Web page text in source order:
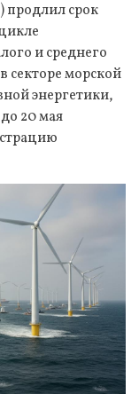
продлил срок
и среднего
секторе морской
энергетики,
20 мая